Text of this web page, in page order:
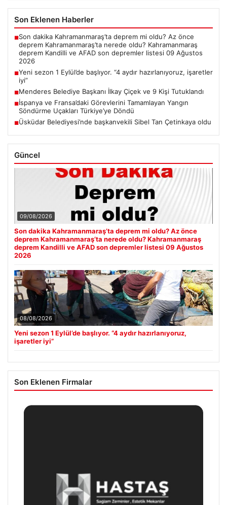
Son Eklenen Haberler
■Son dakika Kahramanmaraş’ta deprem mi oldu? Az önce
deprem Kahramanmaraş’ta nerede oldu? Kahramanmaraş
deprem Kandilli ve AFAD son depremler listesi 09 Ağustos
2026
■Yeni sezon 1 Eylül’de başlıyor. “4 aydır hazırlanıyoruz, işaretler
iyi”
■Menderes Belediye Başkanı İlkay Çiçek ve 9 Kişi Tutuklandı
■İspanya ve Fransa’daki Görevlerini Tamamlayan Yangın
Söndürme Uçakları Türkiye’ye Döndü
■Üsküdar Belediyesi’nde başkanvekili Sibel Tan Çetinkaya oldu
Güncel
09/08/2026
Son dakika Kahramanmaraş’ta deprem mi oldu? Az önce
deprem Kahramanmaraş’ta nerede oldu? Kahramanmaraş
deprem Kandilli ve AFAD son depremler listesi 09 Ağustos
2026
08/08/2026
Yeni sezon 1 Eylül’de başlıyor. “4 aydır hazırlanıyoruz,
işaretler iyi”
Son Eklenen Firmalar